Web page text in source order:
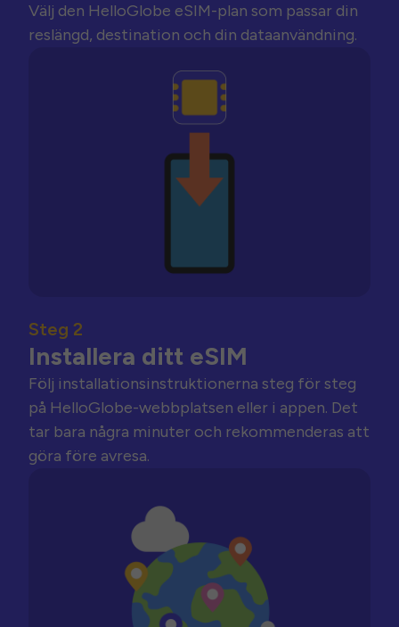
Välj den HelloGlobe eSIM-plan som passar din
reslängd, destination och din dataanvändning.
Steg 2
Installera ditt eSIM
Följ installationsinstruktionerna steg för steg
på HelloGlobe-webbplatsen eller i appen. Det
tar bara några minuter och rekommenderas att
göra före avresa.